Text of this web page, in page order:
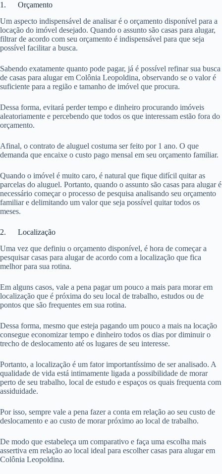
1. Orçamento
Um aspecto indispensável de analisar é o orçamento disponível para a
locação do imóvel desejado. Quando o assunto são casas para alugar,
filtrar de acordo com seu orçamento é indispensável para que seja
possível facilitar a busca.
Sabendo exatamente quanto pode pagar, já é possível refinar sua busca
de casas para alugar em Colônia Leopoldina, observando se o valor é
suficiente para a região e tamanho de imóvel que procura.
Dessa forma, evitará perder tempo e dinheiro procurando imóveis
aleatoriamente e percebendo que todos os que interessam estão fora do
orçamento.
Afinal, o contrato de aluguel costuma ser feito por 1 ano. O que
demanda que encaixe o custo pago mensal em seu orçamento familiar.
Quando o imóvel é muito caro, é natural que fique difícil quitar as
parcelas do aluguel. Portanto, quando o assunto são casas para alugar é
necessário começar o processo de pesquisa analisando seu orçamento
familiar e delimitando um valor que seja possível quitar todos os
meses.
2. Localização
Uma vez que definiu o orçamento disponível, é hora de começar a
pesquisar casas para alugar de acordo com a localização que fica
melhor para sua rotina.
Em alguns casos, vale a pena pagar um pouco a mais para morar em
localização que é próxima do seu local de trabalho, estudos ou de
pontos que são frequentes em sua rotina.
Dessa forma, mesmo que esteja pagando um pouco a mais na locação
consegue economizar tempo e dinheiro todos os dias por diminuir o
trecho de deslocamento até os lugares de seu interesse.
Portanto, a localização é um fator importantíssimo de ser analisado. A
qualidade de vida está intimamente ligada a possibilidade de morar
perto de seu trabalho, local de estudo e espaços os quais frequenta com
assiduidade.
Por isso, sempre vale a pena fazer a conta em relação ao seu custo de
deslocamento e ao custo de morar próximo ao local de trabalho.
De modo que estabeleça um comparativo e faça uma escolha mais
assertiva em relação ao local ideal para escolher casas para alugar em
Colônia Leopoldina.